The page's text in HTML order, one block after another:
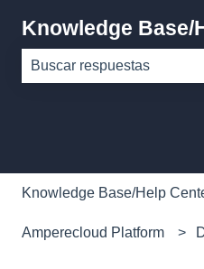
Knowledge Base/
Knowledge Base/Help
Amperecloud Platform